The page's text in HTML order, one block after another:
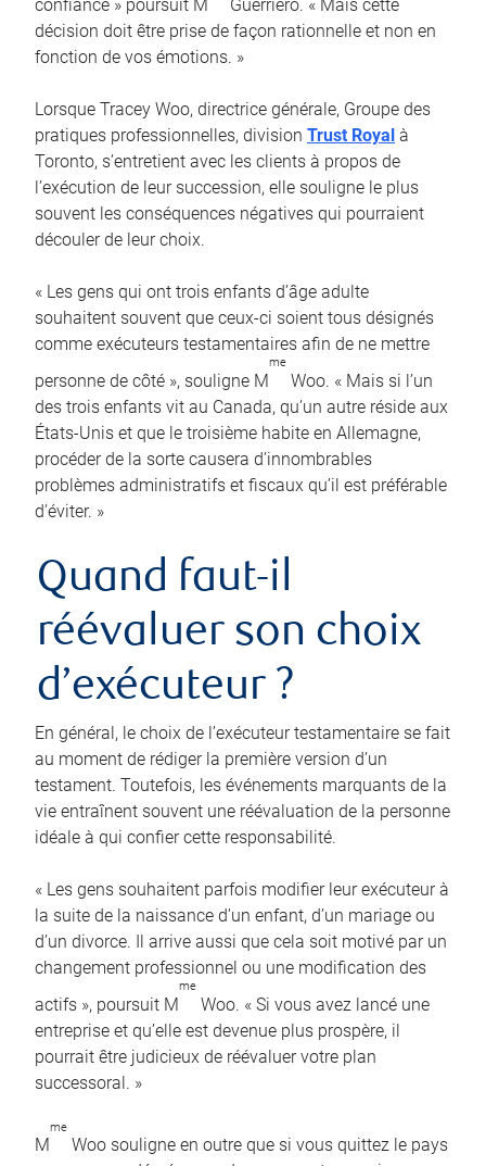
confiance » poursuit M
Guerriero. « Mais cette
décision doit être prise de façon rationnelle et non en
fonction de vos émotions. »
Lorsque Tracey Woo, directrice générale, Groupe des
pratiques professionnelles, division Trust Royal à
Toronto, s’entretient avec les clients à propos de
l’exécution de leur succession, elle souligne le plus
souvent les conséquences négatives qui pourraient
découler de leur choix.
« Les gens qui ont trois enfants d’âge adulte
souhaitent souvent que ceux-ci soient tous désignés
comme exécuteurs testamentaires afin de ne mettre
personne de côté », souligne M
me
Woo. « Mais si l’un
des trois enfants vit au Canada, qu’un autre réside aux
États-Unis et que le troisième habite en Allemagne,
procéder de la sorte causera d’innombrables
problèmes administratifs et fiscaux qu’il est préférable
d’éviter. »
Quand faut-il
réévaluer son choix
d’exécuteur ?
En général, le choix de l’exécuteur testamentaire se fait
au moment de rédiger la première version d’un
testament. Toutefois, les événements marquants de la
vie entraînent souvent une réévaluation de la personne
idéale à qui confier cette responsabilité.
« Les gens souhaitent parfois modifier leur exécuteur à
la suite de la naissance d’un enfant, d’un mariage ou
d’un divorce. Il arrive aussi que cela soit motivé par un
changement professionnel ou une modification des
actifs », poursuit M
me
Woo. « Si vous avez lancé une
entreprise et qu’elle est devenue plus prospère, il
pourrait être judicieux de réévaluer votre plan
successoral. »
M
me
Woo souligne en outre que si vous quittez le pays